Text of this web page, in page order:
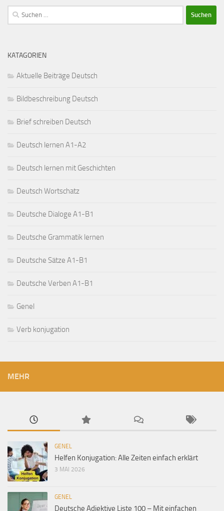
Suchen
nach:
KATAGORIEN
Aktuelle Beiträge Deutsch
Bildbeschreibung Deutsch
Brief schreiben Deutsch
Deutsch lernen A1-A2
Deutsch lernen mit Geschichten
Deutsch Wortschatz
Deutsche Dialoge A1-B1
Deutsche Grammatik lernen
Deutsche Sätze A1-B1
Deutsche Verben A1-B1
Genel
Verb konjugation
MEHR
GENEL
Helfen Konjugation: Alle Zeiten einfach erklärt
3 MAI 2026
GENEL
Deutsche Adjektive Liste 100 – Mit einfachen